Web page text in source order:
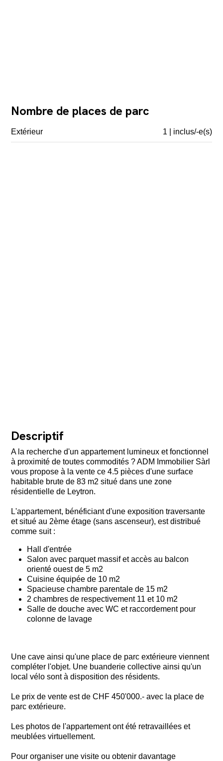
Nombre de places de parc
Extérieur 1 | inclus/-e(s)
Descriptif
A la recherche d'un appartement lumineux et fonctionnel
à proximité de toutes commodités ? ADM Immobilier Sàrl
vous propose à la vente ce 4.5 pièces d'une surface
habitable brute de 83 m2 situé dans une zone
résidentielle de Leytron.
L'appartement, bénéficiant d'une exposition traversante
et situé au 2ème étage (sans ascenseur), est distribué
comme suit :
Hall d'entrée
Salon avec parquet massif et accès au balcon
orienté ouest de 5 m2
Cuisine équipée de 10 m2
Spacieuse chambre parentale de 15 m2
2 chambres de respectivement 11 et 10 m2
Salle de douche avec WC et raccordement pour
colonne de lavage
Une cave ainsi qu'une place de parc extérieure viennent
compléter l'objet. Une buanderie collective ainsi qu'un
local vélo sont à disposition des résidents.
Le prix de vente est de CHF 450'000.- avec la place de
parc extérieure.
Les photos de l'appartement ont été retravaillées et
meublées virtuellement.
Pour organiser une visite ou obtenir davantage